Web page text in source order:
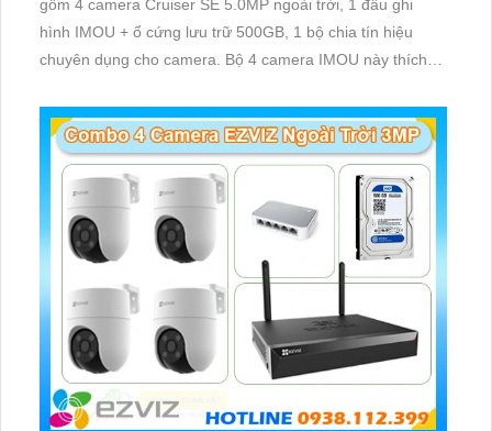
gồm 4 camera Cruiser SE 5.0MP ngoài trời, 1 đầu ghi
hình IMOU + ổ cứng lưu trữ 500GB, 1 bộ chia tín hiệu
chuyên dụng cho camera. Bộ 4 camera IMOU này thích
cần giám sát ngoài trời